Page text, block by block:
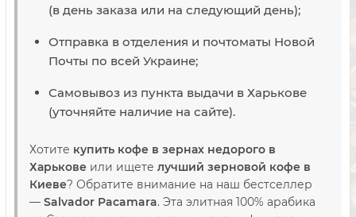
(в день заказа или на следующий день);
Отправка в отделения и почтоматы Новой
Почты по всей Украине;
Самовывоз из пункта выдачи в Харькове
(уточняйте наличие на сайте).
Хотите купить кофе в зернах недорого в
Харькове или ищете лучший зерновой кофе в
Киеве? Обратите внимание на наш бестселлер
— Salvador Pacamara. Эта элитная 100% арабика